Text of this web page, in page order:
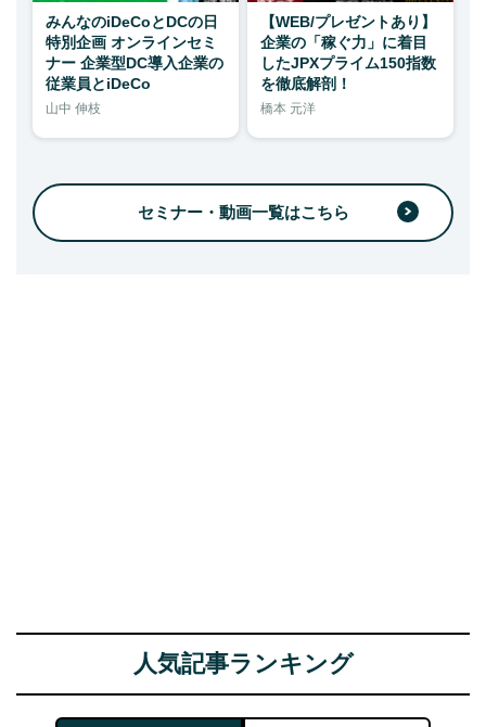
みんなのiDeCoとDCの日
特別企画 オンラインセミ
ナー 企業型DC導入企業の
従業員とiDeCo
山中 伸枝
【WEB/プレゼントあり】
企業の「稼ぐ力」に着目
したJPXプライム150指数
を徹底解剖！
橋本 元洋
セミナー・動画一覧はこちら
人気記事ランキング